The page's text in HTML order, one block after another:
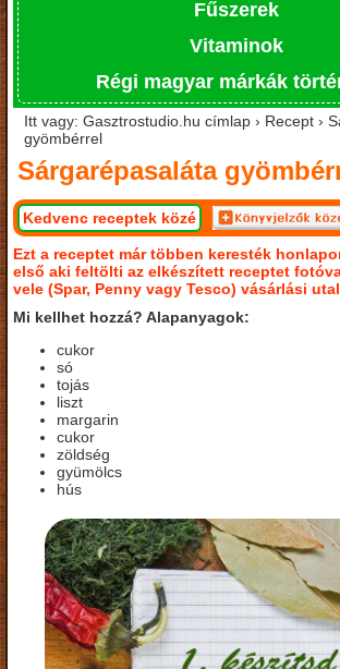
Fűszerek
Vitaminok
Régi magyar márkák
Itt vagy: Gasztrostudio.hu címlap › Recept ›
gyömbérrel
Sárgarépasaláta
Kedvenc receptek közé
Ezt a receptet már többen keresték
első aki feltölti az elkészített receptet
vele (Spar, Penny vagy Tesco) vásárlási
Mi kellhet hozzá? Alapanyagok:
cukor
só
tojás
liszt
margarin
cukor
zöldség
gyümölcs
hús